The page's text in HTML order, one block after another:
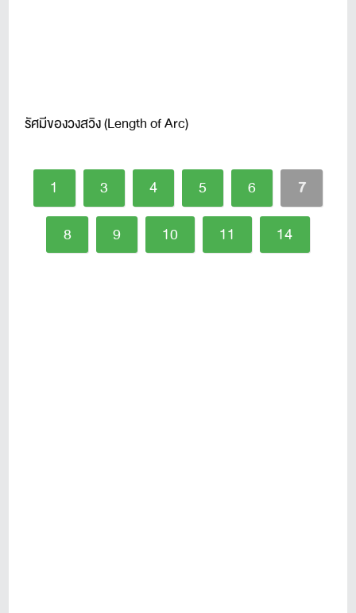
รัศมีของวงสวิง (Length of Arc)
1 3 4 5 6
7
8
9 10 11 14